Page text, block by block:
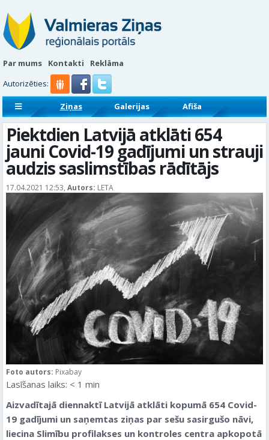
Par mums Kontakti
Reklāma
Autorizēties:
Ziņas Galerijas
Afiša
Sludinājumi
Reklāmraksti
Piektdien Latvijā atklāti 654
jauni Covid-19 gadījumi un strauji
audzis saslimstības rādītājs
17.04.2021 12:53, Autors: LETA
Foto autors: Pixabay
Lasīšanas laiks: < 1 min
Aizvadītajā diennaktī Latvijā atklāti kopumā 654 Covid-
19 gadījumi un saņemtas ziņas par sešu sasirgušo nāvi,
liecina Slimību profilakses un kontroles centra apkopotā